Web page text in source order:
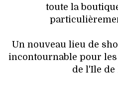
toute la
Un nouveau lieu de
incontournable pour
de l'Ile de